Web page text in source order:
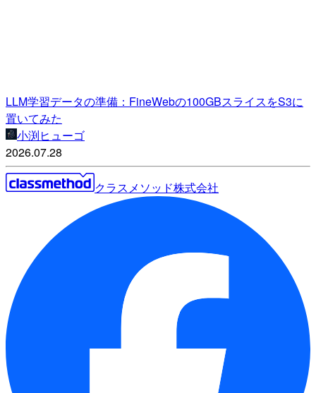
LLM学習データの準備：FineWebの100GBスライスをS3に
置いてみた
小渕ヒューゴ
2026.07.28
クラスメソッド株式会社